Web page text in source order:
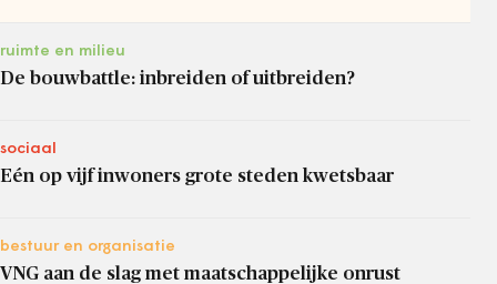
ruimte en milieu
De bouwbattle: inbreiden of uitbreiden?
sociaal
Eén op vijf inwoners grote steden kwetsbaar
bestuur en organisatie
VNG aan de slag met maatschappelijke onrust